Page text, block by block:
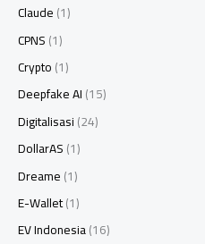
Claude(1)
CPNS(1)
Crypto(1)
Deepfake AI(15)
Digitalisasi(24)
DollarAS(1)
Dreame(1)
E-Wallet(1)
EV Indonesia(16)